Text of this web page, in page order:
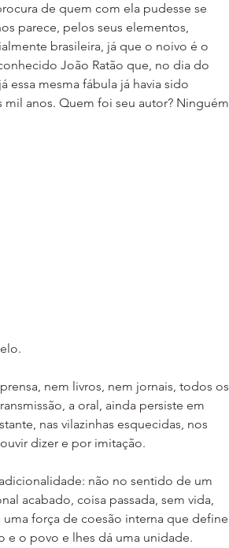
de quem com ela pudesse se
parece, pelos seus elementos,
brasileira, já que o noivo é o
João Ratão que, no dia do
mesma fábula já havia sido
anos. Quem foi seu autor? Ninguém
nem livros, nem jornais, todos os
a oral, ainda persiste em
nas vilazinhas esquecidas, nos
dizer e por imitação.
acabado, coisa passada, sem vida,
uma força de coesão interna que define
e o povo e lhes dá uma unidade.